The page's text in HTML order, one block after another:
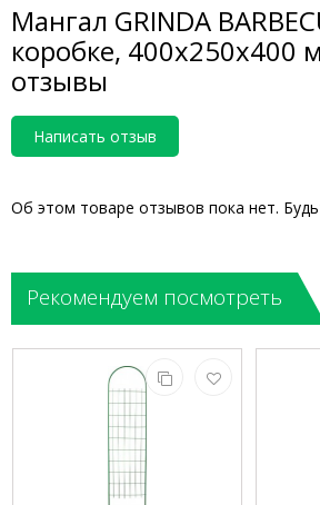
Мангал GRINDA
коробке, 400х250х400
отзывы
Написать отзыв
Об этом товаре отзывов пока нет.
Рекомендуем посмотреть